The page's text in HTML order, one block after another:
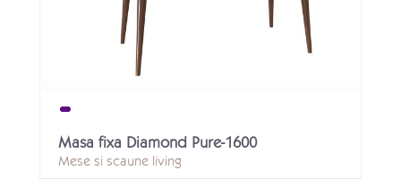
Masa fixa Diamond Pure-1600
Mese si scaune living